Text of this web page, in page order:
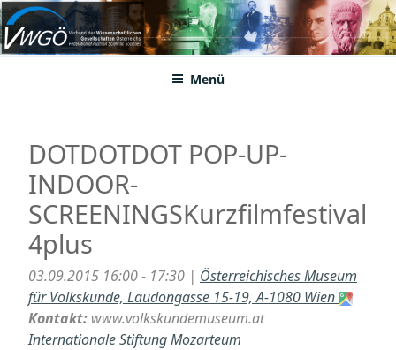
Zum
Inhalt
springenVWGÖ
Federation of Austrian Scientific Societies
Menü
DOTDOTDOT POP-UP-
INDOOR-
SCREENINGSKurzfilmfestival
4plus
03.09.2015 16:00 - 17:30 | Österreichisches Museum
für Volkskunde, Laudongasse 15-19, A-1080 Wien
Kontakt: www.volkskundemuseum.at
Internationale Stiftung Mozarteum